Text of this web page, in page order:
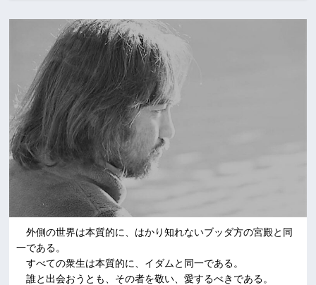
外側の世界は本質的に、はかり知れないブッダ方の宮殿と同
一である。
すべての衆生は本質的に、イダムと同一である。
誰と出会おうとも、その者を敬い、愛するべきである。